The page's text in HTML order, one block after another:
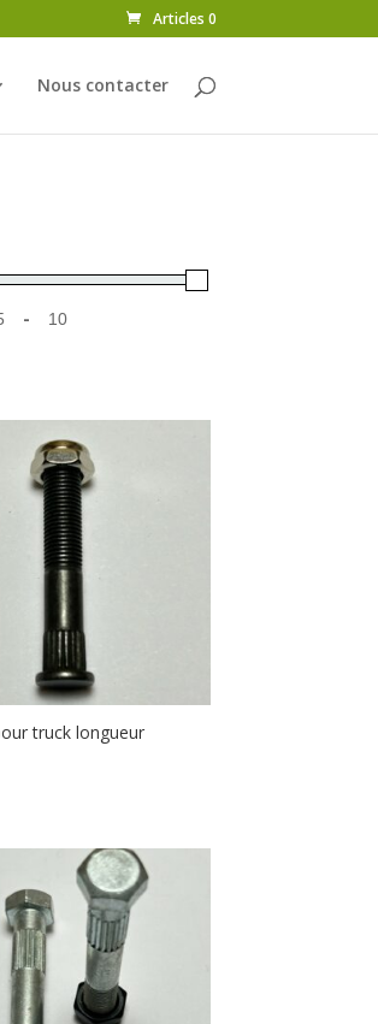
Articles 0
Nous contacter
Minimum Price
-
Maximum Price
truck longueur